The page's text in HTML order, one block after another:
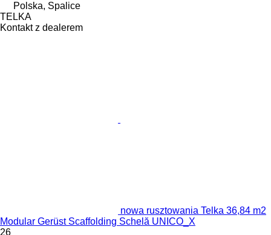
Polska, Spalice
TELKA
Kontakt z dealerem
nowa rusztowania Telka 36,84 m2
Modular Gerüst Scaffolding Schelă UNICO_X
26